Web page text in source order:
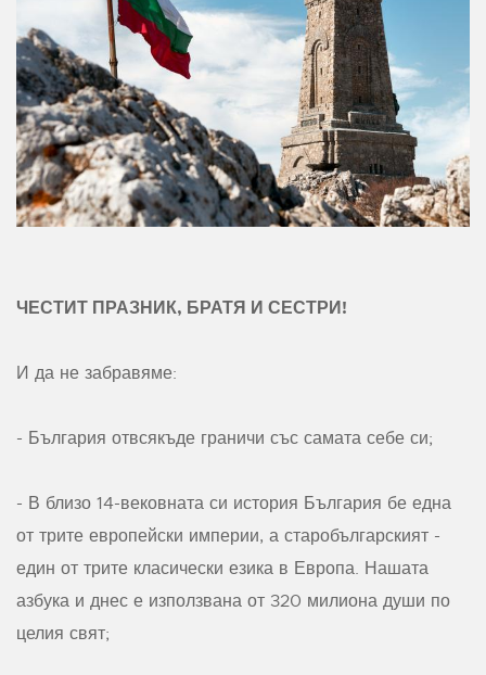
ЧЕСТИТ ПРАЗНИК, БРАТЯ И СЕСТРИ!
И да не забравяме:
- България отвсякъде граничи със самата себе си;
- В близо 14-вековната си история България бе една
от трите европейски империи, а старобългарският -
един от трите класически езика в Европа. Нашата
азбука и днес е използвана от 320 милиона души по
целия свят;